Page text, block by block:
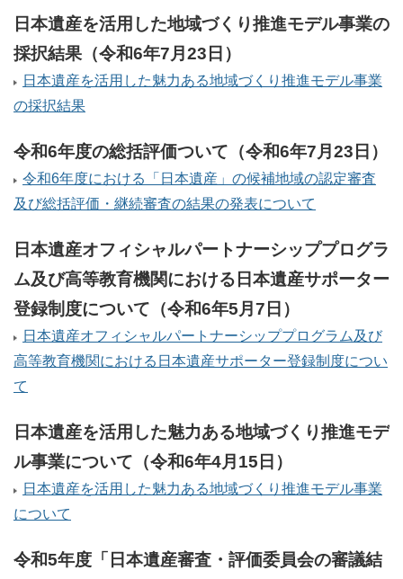
日本遺産を活用した地域づくり推進モデル事業の
採択結果（令和6年7月23日）
日本遺産を活用した魅力ある地域づくり推進モデル事業
の採択結果
令和6年度の総括評価ついて（令和6年7月23日）
令和6年度における「日本遺産」の候補地域の認定審査
及び総括評価・継続審査の結果の発表について
日本遺産オフィシャルパートナーシッププログラ
ム及び高等教育機関における日本遺産サポーター
登録制度について（令和6年5月7日）
日本遺産オフィシャルパートナーシッププログラム及び
高等教育機関における日本遺産サポーター登録制度につい
て
日本遺産を活用した魅力ある地域づくり推進モデ
ル事業について（令和6年4月15日）
日本遺産を活用した魅力ある地域づくり推進モデル事業
について
令和5年度「日本遺産審査・評価委員会の審議結